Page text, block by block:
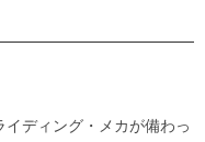
ディング・メカが備わっ